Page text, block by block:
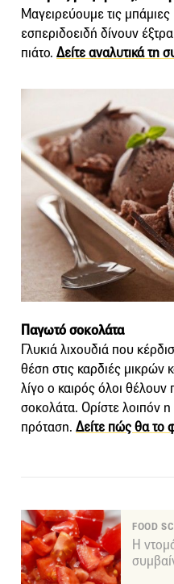
Μαγειρεύουμε τις
εσπεριδοειδή δίνουν
πιάτο. Δείτε αναλυτικά τη
Παγωτό σοκολάτα
Γλυκιά λιχουδιά που
θέση στις καρδιές μικρών
λίγο ο καιρός όλοι
σοκολάτα. Ορίστε λοιπόν η
πρόταση. Δείτε πώς θα το
FOOD
Η